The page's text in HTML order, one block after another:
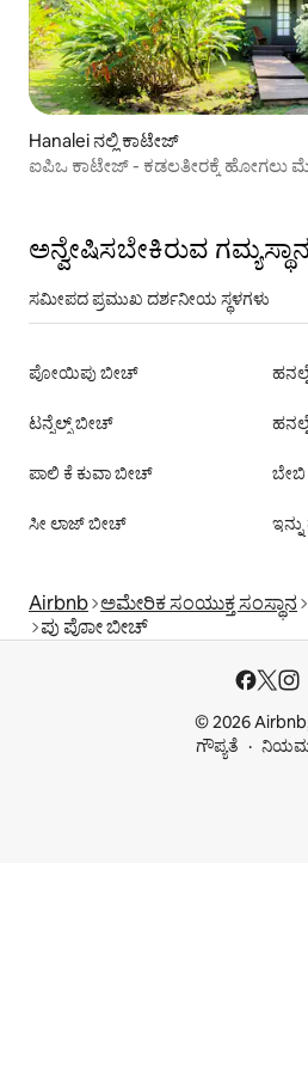
Hanalei ನಲ್ಲಿ ಕಾಟೇಜ್
ಐಪಿಒ ಕಾಟೇಜ್ - ಕಡಲತೀರಕ್ಕೆ ಹೋಗಲು
ಅನ್ವೇಷಿಸಬೇಕಿರುವ
ಸಮೀಪದ ಪ್ರಮುಖ ದರ್ಶನೀಯ ಸ್ಥಳಗಳು
ಪೋಯಿಪು ಬೀಚ್
ಟನ್ನೆಲ್ಸ್ ಬೀಚ್
ಪಾಲಿ ಕೆ ಕುವಾ ಬೀಚ್
ಸೀ ಲಾಜ್ ಬೀಚ್
Airbnb ಅಮೇರಿಕ ಸಂಯುಕ್ತ ಸಂಸ್ಥಾನ
ಪು ಪೋಾ ಬೀಚ್
© 2026
ಗೌಪ್ಯತೆ